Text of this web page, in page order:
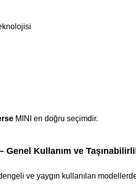
MINI en doğru seçimdir.
Genel Kullanım ve
ve yaygın kullanılan